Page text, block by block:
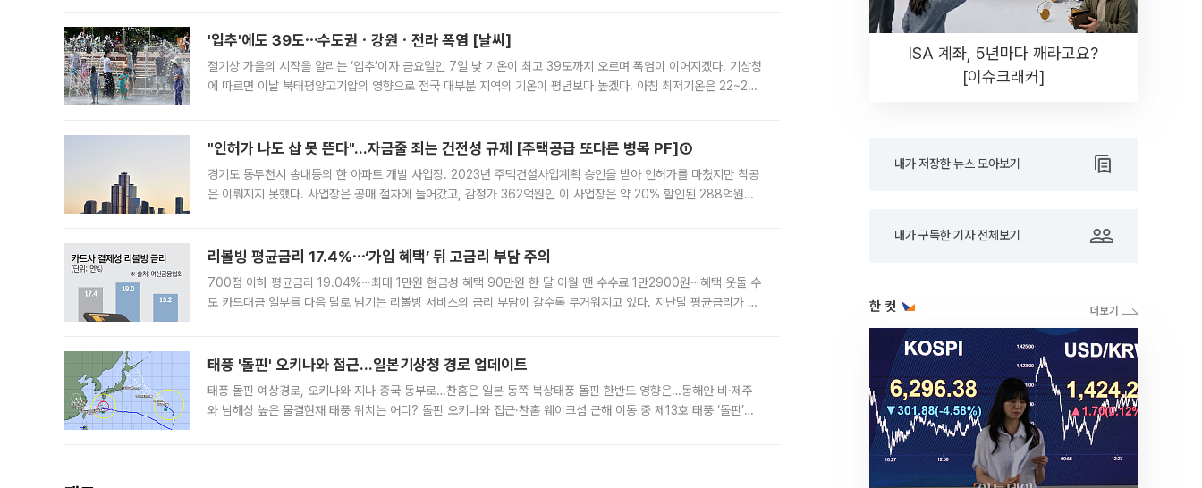
'입추'에도 39도⋯수도권ㆍ강원ㆍ전라 폭염 [날씨]
절기상 가을의 시작을 알리는 ‘입추’이자 금요일인 7일 낮 기온이 최고 39도까지 오르며 폭염이 이어지겠다. 기상청
에 따르면 이날 북태평양고기압의 영향으로 전국 대부분 지역의 기온이 평년보다 높겠다. 아침 최저기온은 22~27
"인허가 나도 삽 못 뜬다"…자금줄 죄는 건전성 규제 [주택공급 또다른 병목 PF]①
경기도 동두천시 송내동의 한 아파트 개발 사업장. 2023년 주택건설사업계획 승인을 받아 인허가를 마쳤지만 착공
은 이뤄지지 못했다. 사업장은 공매 절차에 들어갔고, 감정가 362억원인 이 사업장은 약 20% 할인된 288억원에
리볼빙 평균금리 17.4%⋯‘가입 혜택’ 뒤 고금리 부담 주의
700점 이하 평균금리 19.04%⋯최대 1만원 현금성 혜택 90만원 한 달 이월 땐 수수료 1만2900원⋯혜택 웃돌 수
도 카드대금 일부를 다음 달로 넘기는 리볼빙 서비스의 금리 부담이 갈수록 무거워지고 있다. 지난달 평균금리가 연
태풍 '돌핀' 오키나와 접근…일본기상청 경로 업데이트
태풍 돌핀 예상경로, 오키나와 지나 중국 동부로…찬홈은 일본 동쪽 북상태풍 돌핀 한반도 영향은…동해안 비·제주
와 남해상 높은 물결현재 태풍 위치는 어디? 돌핀 오키나와 접근·찬홈 웨이크섬 근해 이동 중 제13호 태풍 ‘돌핀’이
ISA 계좌, 5년마다 깨라고요?
[이슈크래커]
내가 저장한 뉴스 모아보기
내가 구독한 기자 전체보기
한 컷